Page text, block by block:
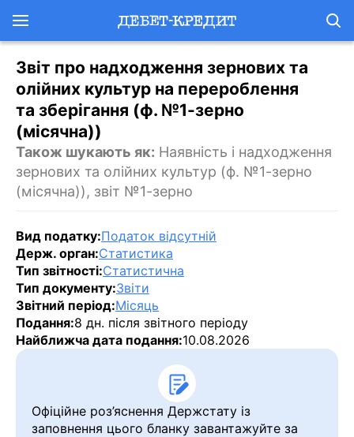
Звіт про надходження зернових та
олійних культур на перероблення
та зберігання (ф. №1-зерно
(місячна))
Також шукають як: Наявність і надходження
зернових та олійних культур (ф. №1-зерно
(місячна)), звіт №1-зерно
Вид податку:Податок відсутній
Держ. орган:Статистика
Тип звітності:Статистична
Тип документу:Звіти
Звітний період:Місяць
Подання:8 дн. після звітного періоду
Найближча дата подання:10.08.2026
Офіційне роз’яснення Держстату із
заповнення цього бланку завантажуйте за